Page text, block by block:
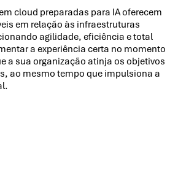
cloud preparadas para IA oferecem
em relação às infraestruturas
agilidade, eficiência e total
a experiência certa no momento
a sua organização atinja os objetivos
ao mesmo tempo que impulsiona a